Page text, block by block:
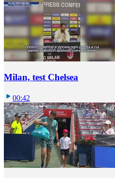
Milan, test Chelsea
00:42